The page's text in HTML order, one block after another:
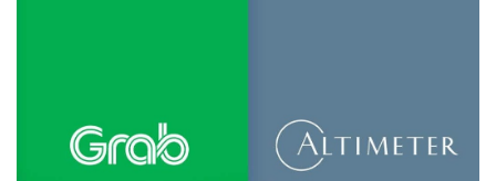
生成式AI與雲端應用